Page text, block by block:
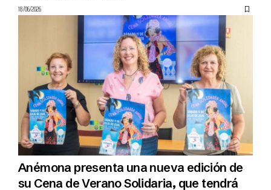
18/06/2026
Anémona presenta una nueva edición de
su Cena de Verano Solidaria, que tendrá